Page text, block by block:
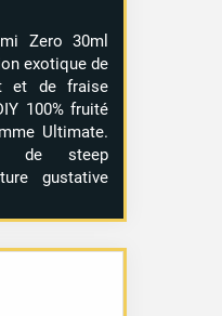
Zero 30ml
exotique de
et de fraise
100% fruité
Ultimate.
de steep
gustative